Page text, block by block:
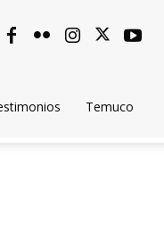
Temuco